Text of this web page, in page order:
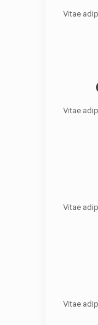
Vitae
Vitae
Vitae
Vitae